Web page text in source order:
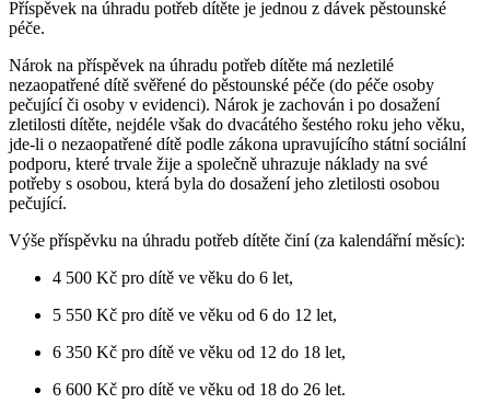
Příspěvek na úhradu potřeb dítěte je jednou z dávek pěstounské
péče.
Nárok na příspěvek na úhradu potřeb dítěte má nezletilé
nezaopatřené dítě svěřené do pěstounské péče (do péče osoby
pečující či osoby v evidenci). Nárok je zachován i po dosažení
zletilosti dítěte, nejdéle však do dvacátého šestého roku jeho věku,
jde-li o nezaopatřené dítě podle zákona upravujícího státní sociální
podporu, které trvale žije a společně uhrazuje náklady na své
potřeby s osobou, která byla do dosažení jeho zletilosti osobou
pečující.
Výše příspěvku na úhradu potřeb dítěte činí (za kalendářní měsíc):
4 500 Kč pro dítě ve věku do 6 let,
5 550 Kč pro dítě ve věku od 6 do 12 let,
6 350 Kč pro dítě ve věku od 12 do 18 let,
6 600 Kč pro dítě ve věku od 18 do 26 let.